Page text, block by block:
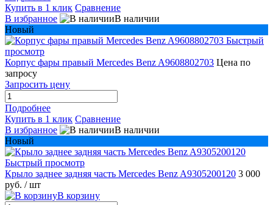
Купить в 1 клик Сравнение
В избранное
В наличии
Новый
Быстрый
просмотр
Корпус фары правый Mercedes Benz A9608802703 Цена по
запросу
Запросить цену
Подробнее
Купить в 1 клик Сравнение
В избранное
В наличии
Новый
Быстрый просмотр
Крыло заднее задняя часть Mercedes Benz A9305200120 3 000
руб. / шт
В корзину